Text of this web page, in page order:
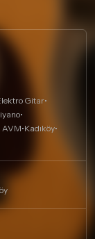
Gitar•
•
AVM•Kadıköy•